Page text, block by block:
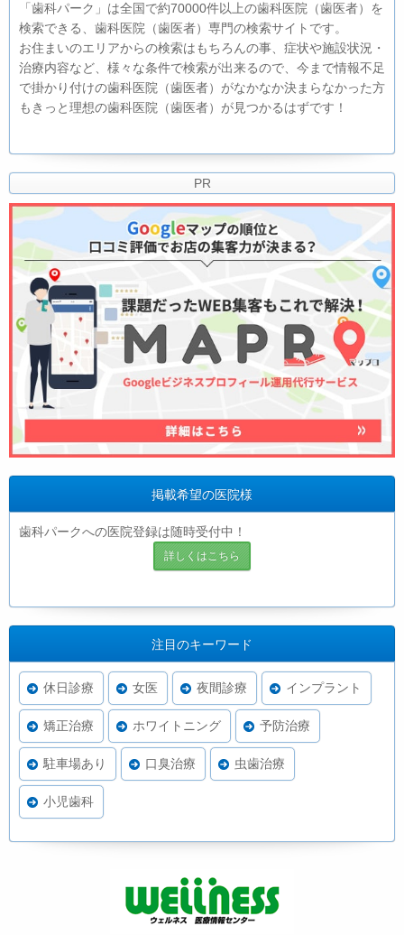
「歯科パーク」は全国で約70000件以上の歯科医院（歯医者）を
検索できる、歯科医院（歯医者）専門の検索サイトです。
お住まいのエリアからの検索はもちろんの事、症状や施設状況・
治療内容など、様々な条件で検索が出来るので、今まで情報不足
で掛かり付けの歯科医院（歯医者）がなかなか決まらなかった方
もきっと理想の歯科医院（歯医者）が見つかるはずです！
PR
掲載希望の医院様
歯科パークへの医院登録は随時受付中！
詳しくはこちら
注目のキーワード
休日診療 女医 夜間診療 インプラント
矯正治療 ホワイトニング 予防治療
駐車場あり 口臭治療 虫歯治療
小児歯科